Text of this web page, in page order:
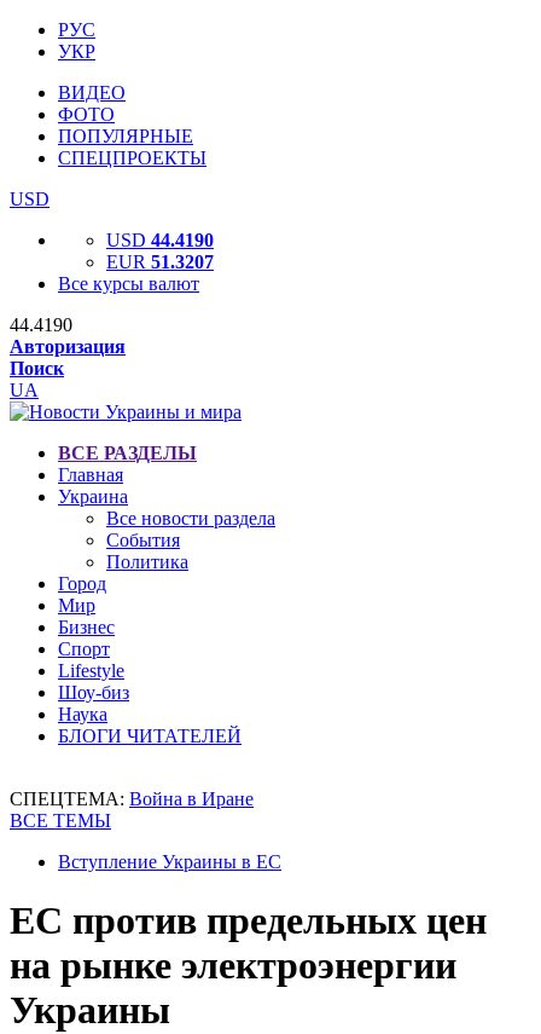
РУС
УКР
ВИДЕО
ФОТО
ПОПУЛЯРНЫЕ
СПЕЦПРОЕКТЫ
USD
USD 44.4190
EUR 51.3207
Все курсы валют
44.4190
Авторизация
Поиск
UA
ВСЕ РАЗДЕЛЫ
Главная
Украина
Все новости раздела
События
Политика
Город
Мир
Бизнес
Спорт
Lifestyle
Шоу-биз
Наука
БЛОГИ ЧИТАТЕЛЕЙ
СПЕЦТЕМА: Война в Иране
ВСЕ ТЕМЫ
Вступление Украины в ЕС
ЕС против предельных цен
на рынке электроэнергии
Украины